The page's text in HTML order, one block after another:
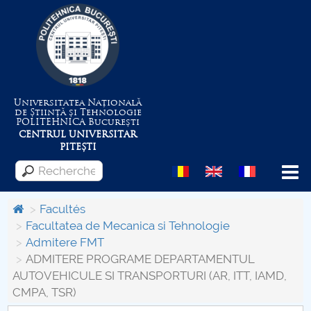
Universitatea Națională
de Știință și Tehnologie
POLITEHNICABucurești
CENTRUL UNIVERSITAR
PITEȘTI
Menu
Despre Universitate
Centrul de Management al Proiectelor
Facultés
Facultatea de Mecanica si Tehnologie
Admitere FMT
ADMITERE PROGRAME DEPARTAMENTUL
AUTOVEHICULE SI TRANSPORTURI (AR, ITT, IAMD,
CMPA, TSR)